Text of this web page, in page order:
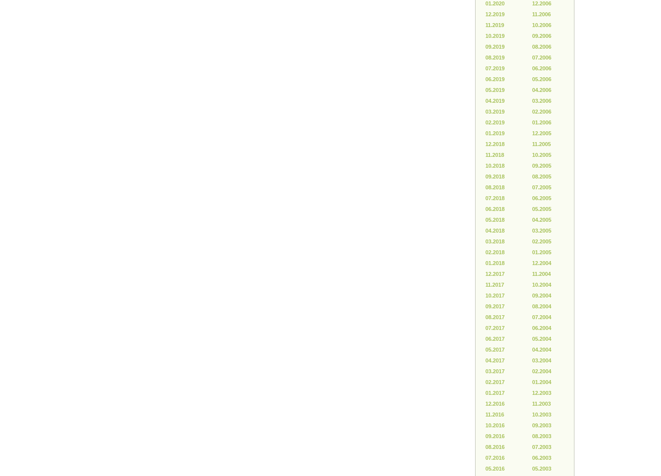
01.2020
12.2019
11.2019
10.2019
09.2019
08.2019
07.2019
06.2019
05.2019
04.2019
03.2019
02.2019
01.2019
12.2018
11.2018
10.2018
09.2018
08.2018
07.2018
06.2018
05.2018
04.2018
03.2018
02.2018
01.2018
12.2017
11.2017
10.2017
09.2017
08.2017
07.2017
06.2017
05.2017
04.2017
03.2017
02.2017
01.2017
12.2016
11.2016
10.2016
09.2016
08.2016
07.2016
05.2016
12.2006
11.2006
10.2006
09.2006
08.2006
07.2006
06.2006
05.2006
04.2006
03.2006
02.2006
01.2006
12.2005
11.2005
10.2005
09.2005
08.2005
07.2005
06.2005
05.2005
04.2005
03.2005
02.2005
01.2005
12.2004
11.2004
10.2004
09.2004
08.2004
07.2004
06.2004
05.2004
04.2004
03.2004
02.2004
01.2004
12.2003
11.2003
10.2003
09.2003
08.2003
07.2003
06.2003
05.2003